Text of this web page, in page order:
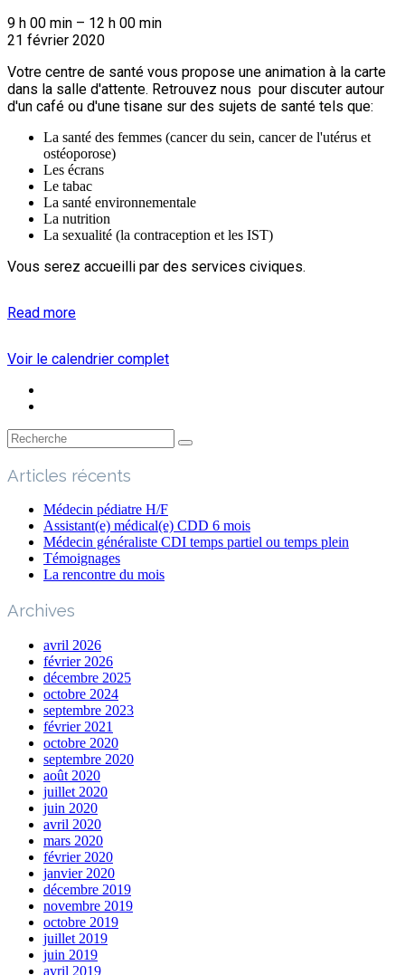
9 h 00 min – 12 h 00 min
21 février 2020
Votre centre de santé vous propose une animation à la carte
dans la salle d'attente. Retrouvez nous pour discuter autour
d'un café ou d'une tisane sur des sujets de santé tels que:
La santé des femmes (cancer du sein, cancer de l'utérus et
ostéoporose)
Les écrans
Le tabac
La santé environnementale
La nutrition
La sexualité (la contraception et les IST)
Vous serez accueilli par des services civiques.
Read more
Voir le calendrier complet
Articles récents
Médecin pédiatre H/F
Assistant(e) médical(e) CDD 6 mois
Médecin généraliste CDI temps partiel ou temps plein
Témoignages
La rencontre du mois
Archives
avril 2026
février 2026
décembre 2025
octobre 2024
septembre 2023
février 2021
octobre 2020
septembre 2020
août 2020
juillet 2020
juin 2020
avril 2020
mars 2020
février 2020
janvier 2020
décembre 2019
novembre 2019
octobre 2019
juillet 2019
juin 2019
avril 2019